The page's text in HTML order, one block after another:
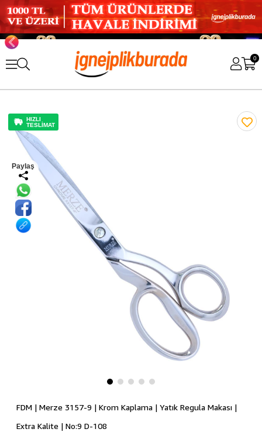
0
HIZLI
TESLİMAT
Paylaş
FDM | Merze 3157-9 | Krom Kaplama | Yatık Regula Makası |
Extra Kalite | No:9 D-108